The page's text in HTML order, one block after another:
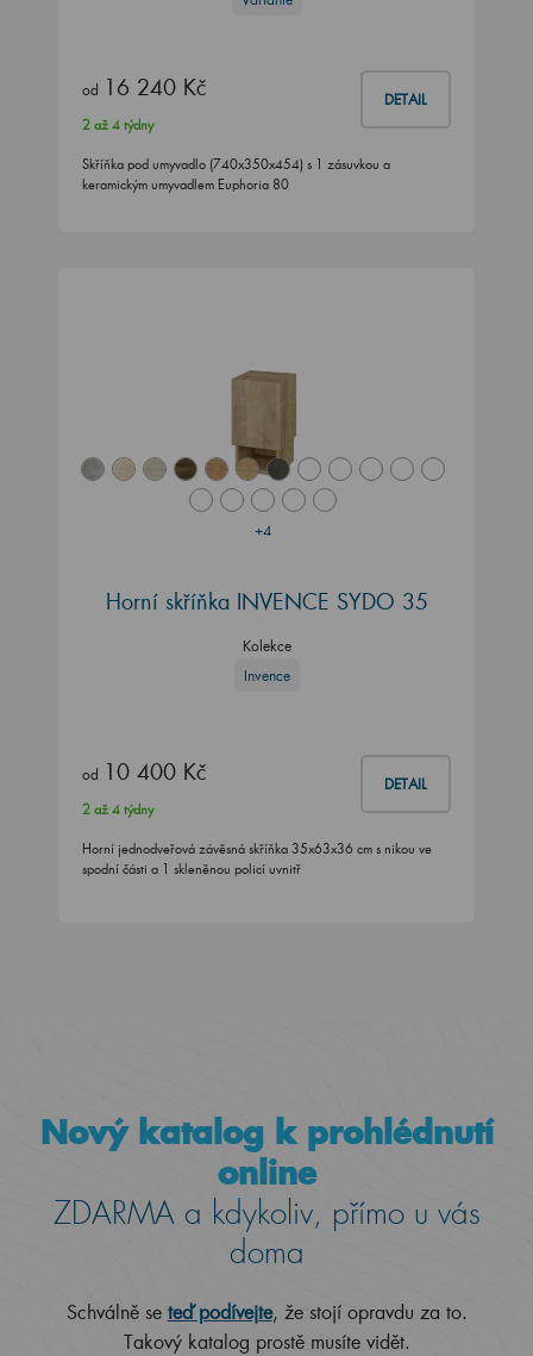
od 16 240 Kč DETAIL
2 až 4 týdny
Skříňka pod umyvadlo (740x350x454) s 1 zásuvkou a
keramickým umyvadlem Euphoria 80
+4
Horní skříňka INVENCE SYDO 35
Kolekce
Invence
od 10 400 Kč DETAIL
2 až 4 týdny
Horní jednodveřová závěsná skříňka 35x63x36 cm s nikou ve
spodní části a 1 skleněnou policí uvnitř
Nový katalog k prohlédnutí
online
ZDARMA a kdykoliv, přímo u vás
doma
Schválně se teď podívejte, že stojí opravdu za to.
Takový katalog prostě musíte vidět.